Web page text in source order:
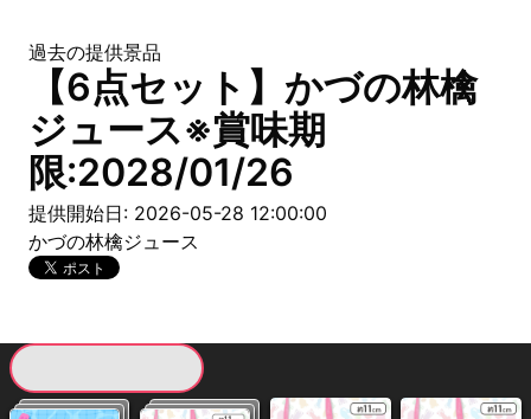
過去の提供景品
【6点セット】かづの林檎
ジュース※賞味期
限:2028/01/26
提供開始日: 2026-05-28 12:00:00
かづの林檎ジュース